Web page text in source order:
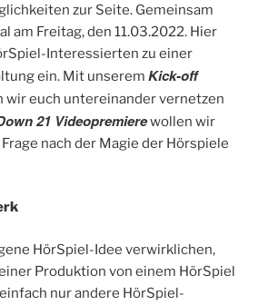
zur Seite. Gemeinsam
am Freitag, den 11.03.2022. Hier
Interessierten zu einer
ein. Mit unserem Kick-off
wir euch untereinander vernetzen
21 Videopremierewollen wir
nach der Magie der Hörspiele
HörSpiel-Idee verwirklichen,
Produktion von einem HörSpiel
nur andere HörSpiel-